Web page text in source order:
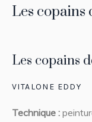
Les copains
Les copains
VITALONE EDDY
Technique :